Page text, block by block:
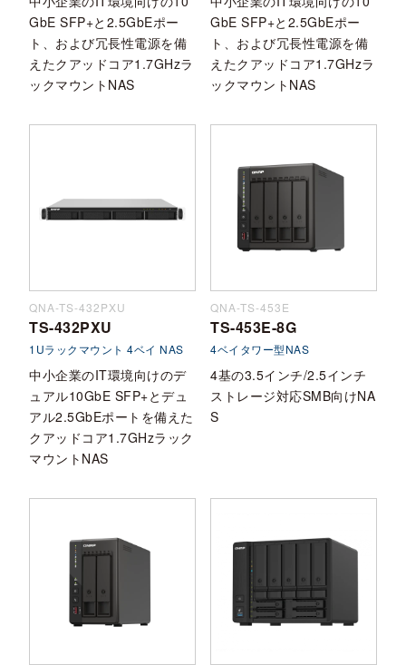
GbE SFP+と2.5GbEポー
ト、および冗長性電源を備
えたクアッドコア1.7GHzラ
ックマウントNAS
GbE SFP+と2.5GbEポー
ト、および冗長性電源を備
えたクアッドコア1.7GHzラ
ックマウントNAS
QNA-TS-432PXU
TS-432PXU
1Uラックマウント 4ベイ NAS
中小企業のIT環境向けのデ
ュアル10GbE SFP+とデュ
アル2.5GbEポートを備えた
クアッドコア1.7GHzラック
マウントNAS
QNA-TS-453E
TS-453E-8G
4ベイタワー型NAS
4基の3.5インチ/2.5インチ
ストレージ対応SMB向けNA
S